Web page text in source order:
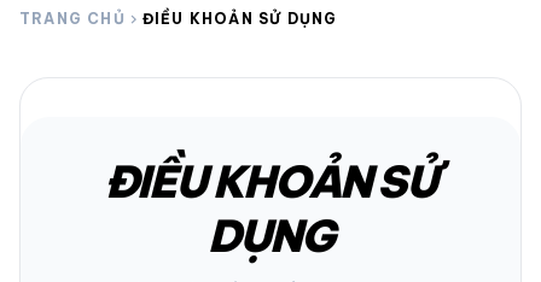
TRANG CHỦ chevron_right ĐIỀU KHOẢN SỬ DỤNG
ĐIỀU KHOẢN SỬ
DỤNG